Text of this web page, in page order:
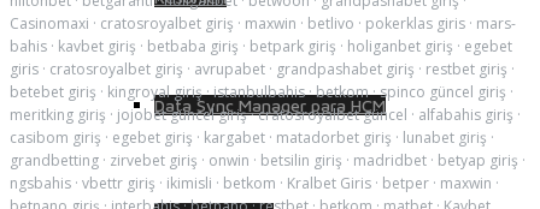
Data Sync Manager para HCM
Casinomaxi · cratosroyalbet giriş · maxwin · betlivo · pokerklas giris · mars-
bahis · kavbet giriş · betbaba giriş · betpark giriş · holiganbet giriş · egebet
giris · cratosroyalbet giriş · avrupabet · grandpashabet giriş · restbet giriş ·
betebet giriş · kingroyal giriş·istanbulbahis·betkom·spinco güncel giriş ·
meritking giriş · jojobet güncel giriş·cratosroyalbet güncel · alfabahis giriş ·
casibom giriş · egebet giriş · kargabet · matadorbet giriş · lunabet giriş ·
grandbetting · zirvebet giriş · onwin · betsilin giriş · madridbet · betyap giriş ·
ngsbahis · vbettr giriş · ikimisli · betkom · Kralbet Giris · betper · maxwin ·